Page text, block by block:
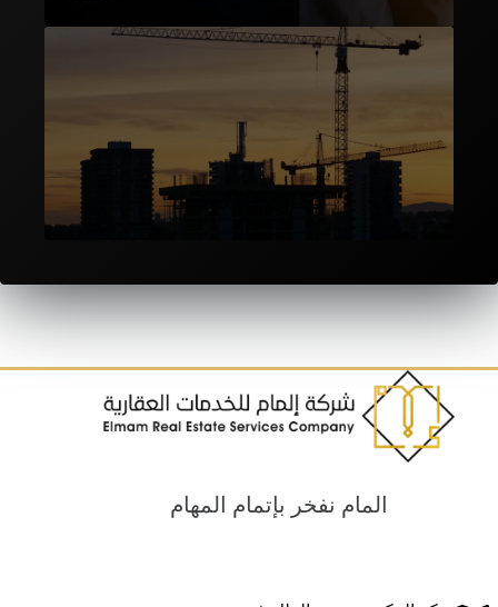
المقاولات والانشاءات
المام نفخر بإتمام المهام